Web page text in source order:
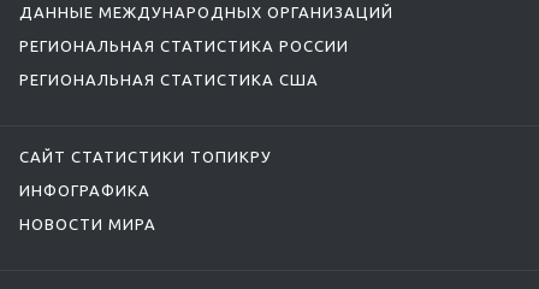
ДАННЫЕ МЕЖДУНАРОДНЫХ ОРГАНИЗАЦИЙ
РЕГИОНАЛЬНАЯ СТАТИСТИКА РОССИИ
РЕГИОНАЛЬНАЯ СТАТИСТИКА США
САЙТ СТАТИСТИКИ ТОПИКРУ
ИНФОГРАФИКА
НОВОСТИ МИРА